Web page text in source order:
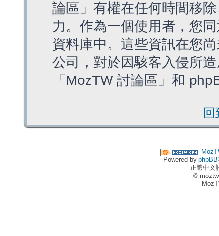
論區」有權在任何時間移
力。作為一個使用者，您
資料庫中。這些資訊在您
公司，對於因駭客入侵所
「MozTW 討論區」和
Powered by phpBB
正體中文
©